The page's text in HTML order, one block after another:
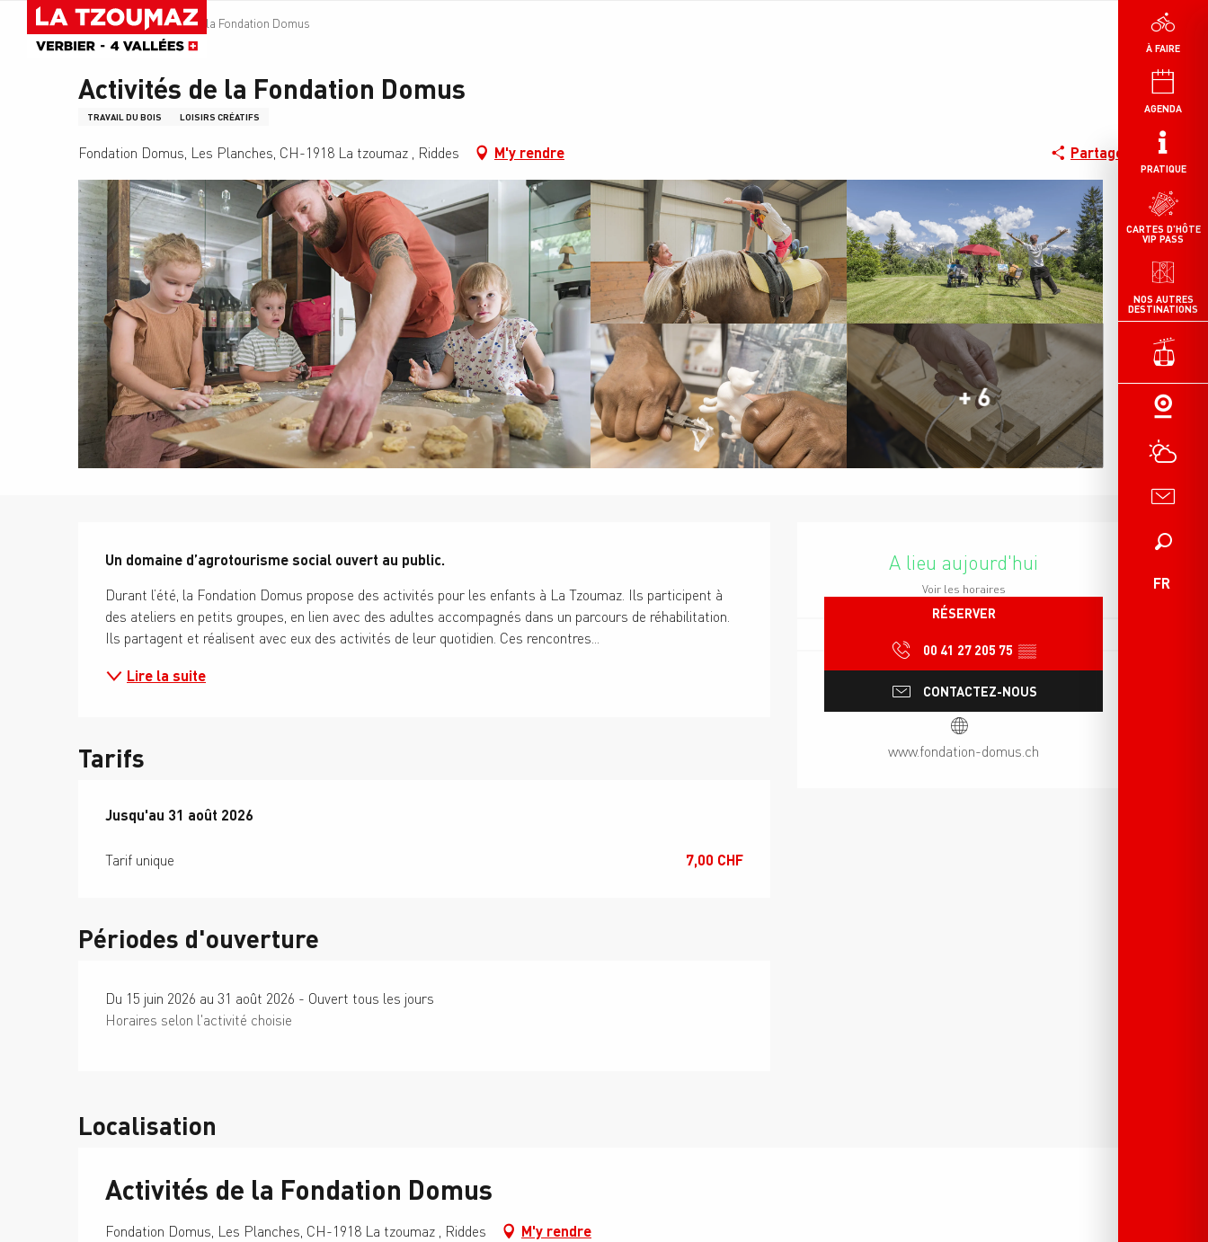
contenu
À FAIRE
AGENDA
PRATIQUE
NOS AUTRES
DESTINATIONS
CARTES D'HÔTE
VIP PASS
Recherche
FR
Accueil Activités de la Fondation Domus
Activités de la Fondation Domus
TRAVAIL DU BOIS LOISIRS CRÉATIFS
Fondation Domus, Les Planches, CH-1918 La tzoumaz , Riddes M'y rendre Partager
+ 6
Ouverture et coordonnées
A lieu aujourd'hui
Voir les horaires
RÉSERVER
00 41 27 205 75 ▒▒
CONTACTEZ-NOUS
www.fondation-domus.ch
Un domaine d’agrotourisme social ouvert au public.
Durant l’été, la Fondation Domus propose des activités pour les enfants à La Tzoumaz. Ils participent à
des ateliers en petits groupes, en lien avec des adultes accompagnés dans un parcours de réhabilitation.
Ils partagent et réalisent avec eux des activités de leur quotidien. Ces rencontres...
Lire la suite
Tarifs
Du15 juin 2026au31 août 2026
Jusqu'au 31 août 2026
Tarif unique 7,00 CHF
Périodes d'ouverture
Du 15 juin 2026 au 31 août 2026 - Ouvert tous les jours
Horaires selon l'activité choisie
Localisation
Activités de la Fondation Domus
Fondation Domus, Les Planches, CH-1918 La tzoumaz , Riddes M'y rendre